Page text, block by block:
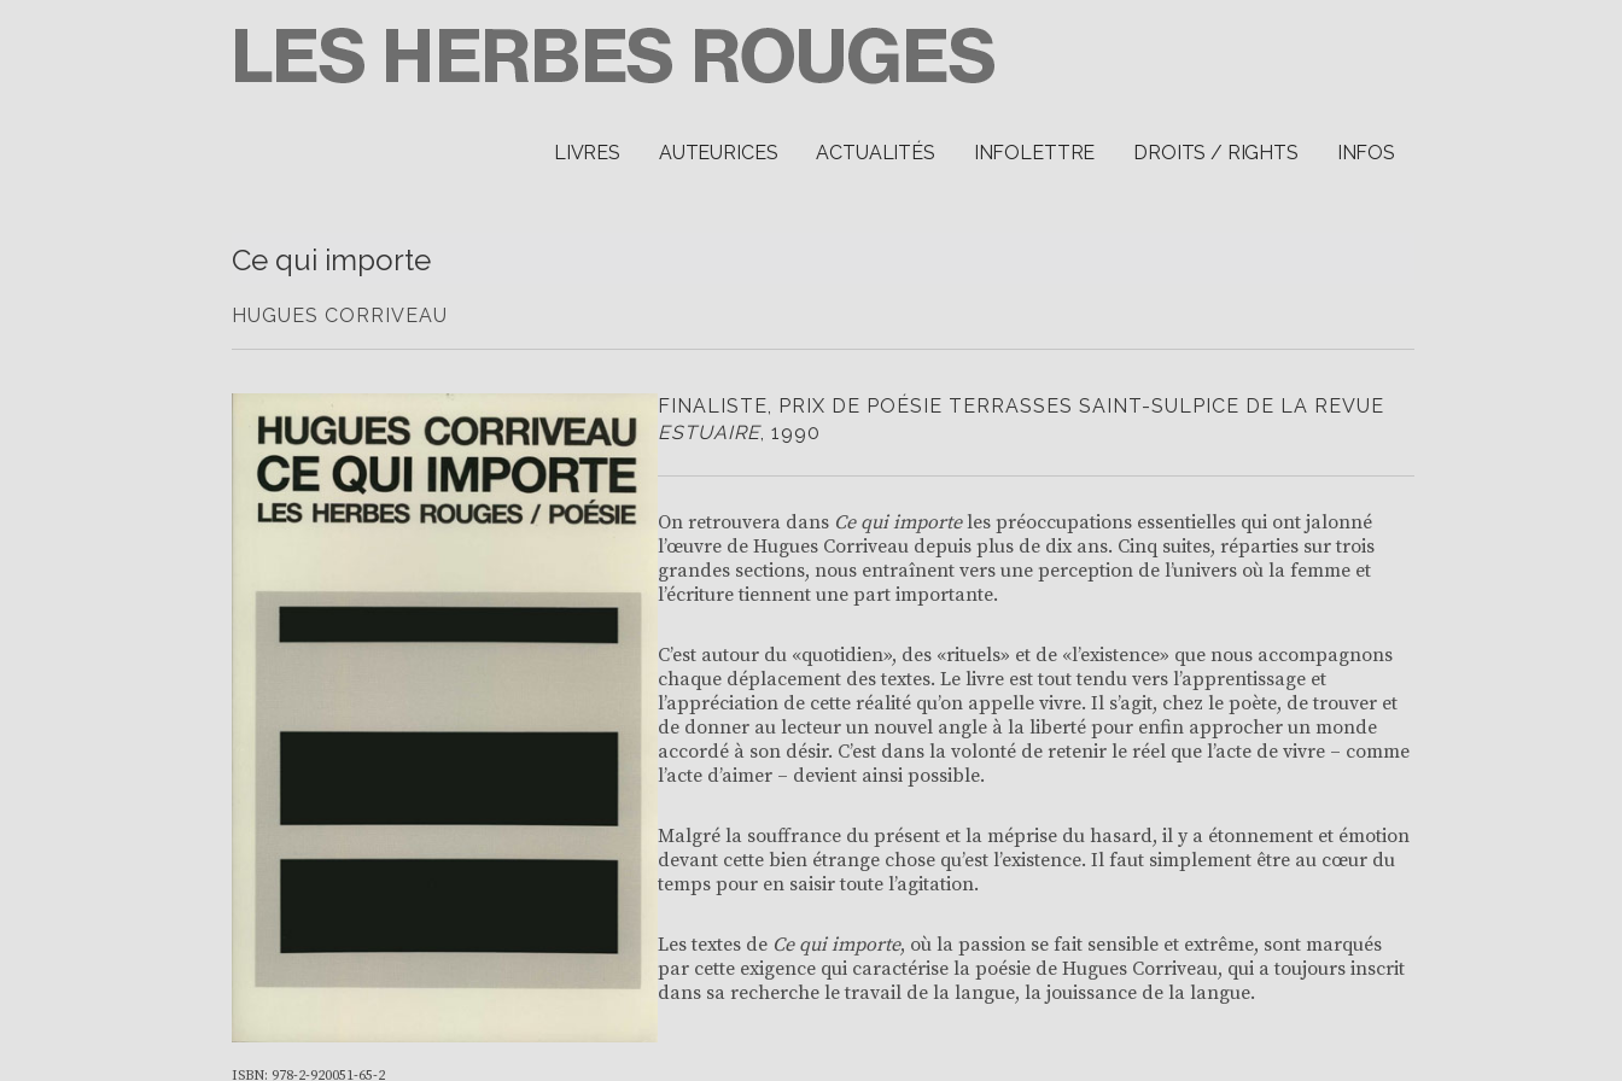
LIVRES AUTEURICES ACTUALITÉS INFOLETTRE DROITS / RIGHTS INFOS
Ce qui importe
HUGUES CORRIVEAU
ISBN: 978-2-920051-65-2
FINALISTE, PRIX DE POÉSIE TERRASSES SAINT-SULPICE DE LA REVUE
ESTUAIRE, 1990
On retrouvera dans Ce qui importeles préoccupations essentielles qui ont jalonné
l’œuvre de Hugues Corriveau depuis plus de dix ans. Cinq suites, réparties sur trois
grandes sections, nous entraînent vers une perception de l’univers où la femme et
l’écriture tiennent une part importante.
C’est autour du «quotidien», des «rituels» et de «l’existence» que nous accompagnons
chaque déplacement des textes. Le livre est tout tendu vers l’apprentissage et
l’appréciation de cette réalité qu’on appelle vivre. Il s’agit, chez le poète, de trouver et
de donner au lecteur un nouvel angle à la liberté pour enfin approcher un monde
accordé à son désir. C’est dans la volonté de retenir le réel que l’acte de vivre – comme
l’acte d’aimer – devient ainsi possible.
Malgré la souffrance du présent et la méprise du hasard, il y a étonnement et émotion
devant cette bien étrange chose qu’est l’existence. Il faut simplement être au cœur du
temps pour en saisir toute l’agitation.
Les textes de Ce qui importe, où la passion se fait sensible et extrême, sont marqués
par cette exigence qui caractérise la poésie de Hugues Corriveau, qui a toujours inscrit
dans sa recherche le travail de la langue, la jouissance de la langue.